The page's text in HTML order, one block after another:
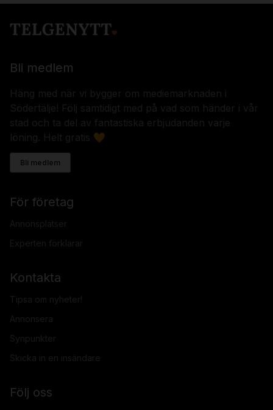
Bli medlem
Häng med när vi bygger om mediemarknaden i
Södertälje! Följ samtidigt med på vad som händer i vår
stad och ta del av fantastiska erbjudanden varje
löning. Helt gratis 🧡
Bli medlem
För företag
Annonsplatser
Experten förklarar
Kontakta
Tipsa om nyheter!
Annonsera
Synpunkter
Skicka in en insändare
Följ oss